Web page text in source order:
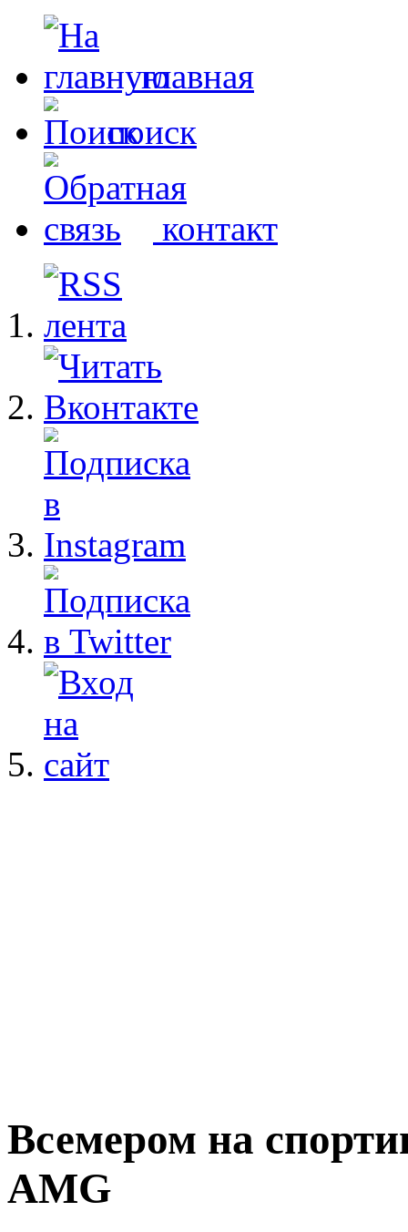
главная
поиск
контакт
Всемером на
AMG